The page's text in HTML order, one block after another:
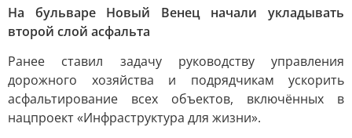
На бульваре Новый Венец начали укладывать
второй слой асфальта
Ранее ставил задачу руководству управления
дорожного хозяйства и подрядчикам ускорить
асфальтирование всех объектов, включённых в
нацпроект «Инфраструктура для жизни».